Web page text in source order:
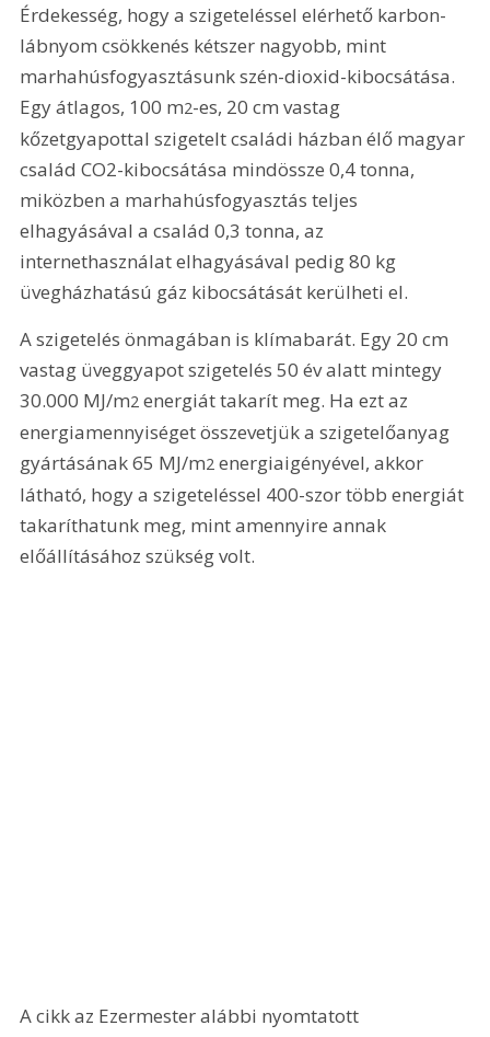
Érdekesség, hogy a szigeteléssel elérhető karbon-
lábnyom csökkenés kétszer nagyobb, mint
marhahúsfogyasztásunk szén-dioxid-kibocsátása.
Egy átlagos, 100 m2-es, 20 cm vastag
kőzetgyapottal szigetelt családi házban élő magyar
család CO2-kibocsátása mindössze 0,4 tonna,
miközben a marhahúsfogyasztás teljes
elhagyásával a család 0,3 tonna, az
internethasználat elhagyásával pedig 80 kg
üvegházhatású gáz kibocsátását kerülheti el.
A szigetelés önmagában is klímabarát. Egy 20 cm
vastag üveggyapot szigetelés 50 év alatt mintegy
30.000 MJ/m2 energiát takarít meg. Ha ezt az
energiamennyiséget összevetjük a szigetelőanyag
gyártásának 65 MJ/m2 energiaigényével, akkor
látható, hogy a szigeteléssel 400-szor több energiát
takaríthatunk meg, mint amennyire annak
előállításához szükség volt.
A cikk az Ezermester alábbi nyomtatott